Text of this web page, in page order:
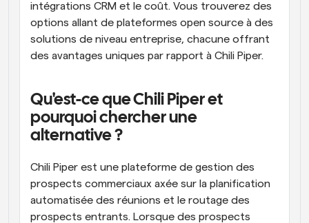
intégrations CRM et le coût. Vous trouverez des
options allant de plateformes open source à des
solutions de niveau entreprise, chacune offrant
des avantages uniques par rapport à Chili Piper.
Qu'est-ce que Chili Piper et
pourquoi chercher une
alternative ?
Chili Piper est une plateforme de gestion des
prospects commerciaux axée sur la planification
automatisée des réunions et le routage des
prospects entrants. Lorsque des prospects